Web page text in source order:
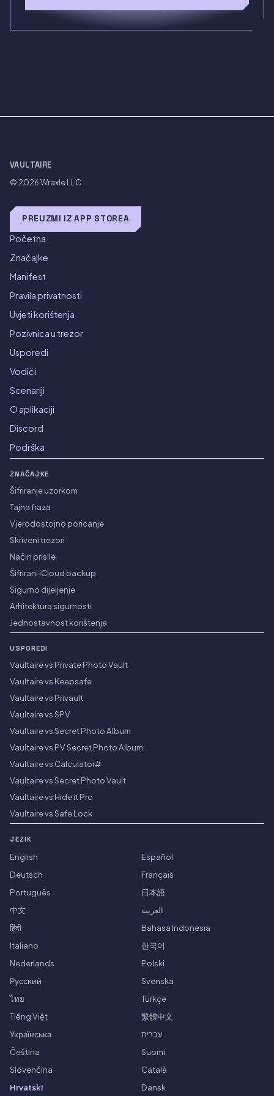
VAULTAIRE
© 2026Wraxle LLC
PREUZMI IZ APP STOREA
Početna
Značajke
Manifest
Pravila privatnosti
Uvjeti korištenja
Pozivnica u trezor
Usporedi
Vodiči
Scenariji
O aplikaciji
Discord
Podrška
ZNAČAJKE
Šifriranje uzorkom
Tajna fraza
Vjerodostojno poricanje
Skriveni trezori
Način prisile
Šifrirani iCloud backup
Sigurno dijeljenje
Arhitektura sigurnosti
Jednostavnost korištenja
USPOREDI
Vaultaire vs Private Photo Vault
Vaultaire vs Keepsafe
Vaultaire vs Privault
Vaultaire vs SPV
Vaultaire vs Secret Photo Album
Vaultaire vs PV Secret Photo Album
Vaultaire vs Calculator#
Vaultaire vs Secret Photo Vault
Vaultaire vs Hide it Pro
Vaultaire vs Safe Lock
JEZIK
English
Español
Deutsch
Français
Português
日本語
中文
العربية
हिंदी
Bahasa Indonesia
Italiano
한국어
Nederlands
Polski
Русский
Svenska
ไทย
Türkçe
Tiếng Việt
繁體中文
Українська
עברית
Čeština
Suomi
Slovenčina
Català
Hrvatski
Dansk